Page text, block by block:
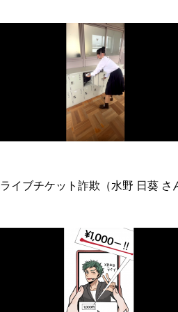
ライブチケット詐欺（水野 日葵 さ